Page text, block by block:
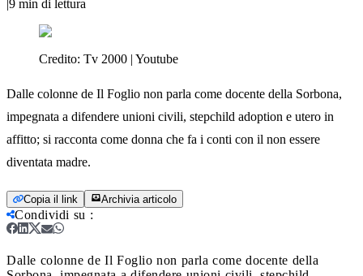
|9 min di lettura
Credito: Tv 2000 | Youtube
Dalle colonne de Il Foglio non parla come docente della Sorbona,
impegnata a difendere unioni civili, stepchild adoption e utero in
affitto; si racconta come donna che fa i conti con il non essere
diventata madre.
Copia il link Archivia articolo
Condividi su :
Dalle colonne de Il Foglio non parla come docente della